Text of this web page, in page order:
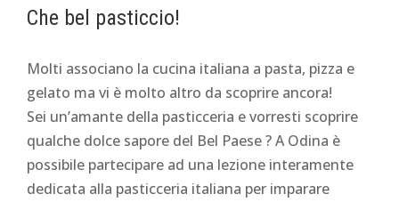
Che bel pasticcio!
Molti associano la cucina italiana a pasta, pizza e
gelato ma vi è molto altro da scoprire ancora!
Sei un’amante della pasticceria e vorresti scoprire
qualche dolce sapore del Bel Paese ? A Odina è
possibile partecipare ad una lezione interamente
dedicata alla pasticceria italiana per imparare